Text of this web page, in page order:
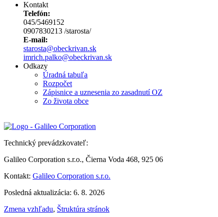
Kontakt
Telefón:
045/5469152
0907830213 /starosta/
E-mail:
starosta@obeckrivan.sk
imrich.palko@obeckrivan.sk
Odkazy
Úradná tabuľa
Rozpočet
Zápisnice a uznesenia zo zasadnutí OZ
Zo života obce
Technický prevádzkovateľ:
Galileo Corporation s.r.o., Čierna Voda 468, 925 06
Kontakt: Galileo Corporation s.r.o.
Posledná aktualizácia: 6. 8. 2026
Zmena vzhľadu, Štruktúra stránok